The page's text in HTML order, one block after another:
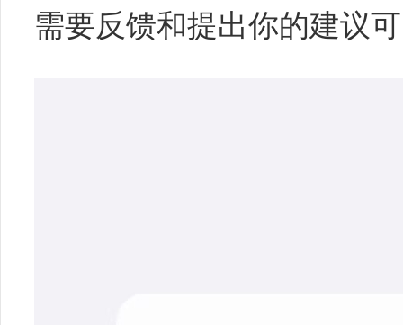
需要反馈和提出你的建议